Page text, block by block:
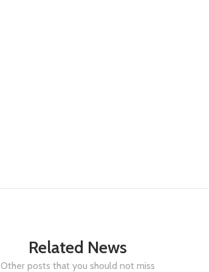
Related News
Other posts that you should not miss